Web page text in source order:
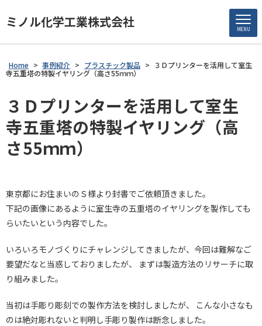
ミノル化学工業株式会社 MENU
Home > 事例紹介 > プラスチック製品 >
３Ｄプリンターを活用して室生
寺五重塔の特製イヤリング（高さ55ｍｍ）
３Ｄプリンターを活用して室生
寺五重塔の特製イヤリング（高
さ55ｍｍ）
東京都にお住まいのＳ様より封書でご依頼頂きました。
下記の画像にあるように室生寺の五重塔のイヤリングを製作しても
らいたいという内容でした。
いろいろモノづくりにチャレンジしてきましたが、今回は難解なご
要望だなと当惑しておりましたが、 まずは製造方法のリサーチに取
り組みました。
当初は手彫り彫刻での製作方法を検討しましたが、 こんな小さなも
のは絶対彫れないと判明し手彫り製作は断念しました。